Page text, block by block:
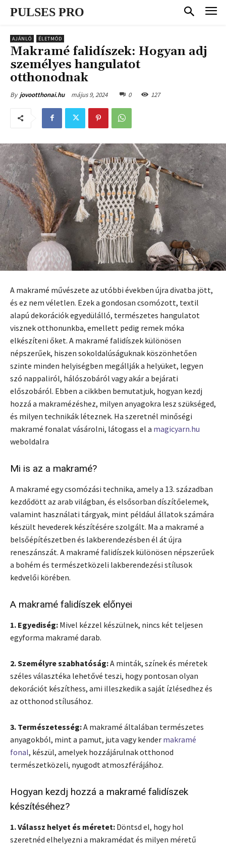
PULSES PRO
AJÁNLÓ ÉLETMÓD
Makramé falidíszek: Hogyan adj
személyes hangulatot
otthonodnak
By jovootthonai.hu május 9, 2024 0 127
A makramé művészete az utóbbi években újra divatba jött,
és ez nem véletlen. Ezek a gondosan csomózott, textil
alapú dekorációk egyedülálló, természetes hangulatot
visznek otthonunkba, emellett pedig remek móka
elkészíteni őket. A makramé falidíszek különösen
népszerűek, hiszen sokoldalúságuknak köszönhetően
szinte minden helyiségben megállják a helyüket, legyen
szó nappaliról, hálószobáról vagy akár a bejárati
előszobáról. Ebben a cikkben bemutatjuk, hogyan kezdj
hozzá a makramézéshez, milyen anyagokra lesz szükséged,
és milyen technikák léteznek. Ha szeretnél minőségi
makramé fonalat vásárolni, látogass el a magicyarn.hu
weboldalra
Mi is az a makramé?
A makramé egy csomózási technika, amely a 13. században
kezdődött az arab világban, és elsősorban díszítőelemek,
valamint használati tárgyak, mint például állatok számára
készült hevederek készítésére szolgált. Ma a makramé a
belsőépítészetben és lakberendezésben él át újra
reneszánszát. A makramé falidíszek különösen népszerűek
a bohém és természetközeli lakberendezési stílusok
kedvelői körében.
A makramé falidíszek előnyei
1. Egyediség: Mivel kézzel készülnek, nincs két teljesen
egyforma makramé darab.
2. Személyre szabhatóság:A minták, színek és méretek
széles választéka lehetővé teszi, hogy pontosan olyan
dekorációt készíthess, ami illeszkedik a saját ízlésedhez és
az otthonod stílusához.
3. Természetesség:A makramé általában természetes
anyagokból, mint a pamut, juta vagy kender makramé
fonal, készül, amelyek hozzájárulnak otthonod
természetközeli, nyugodt atmoszférájához.
Hogyan kezdj hozzá a makramé falidíszek
készítéséhez?
1. Válassz helyet és méretet: Döntsd el, hogy hol
szeretnéd elhelyezni a makramédat és milyen méretű